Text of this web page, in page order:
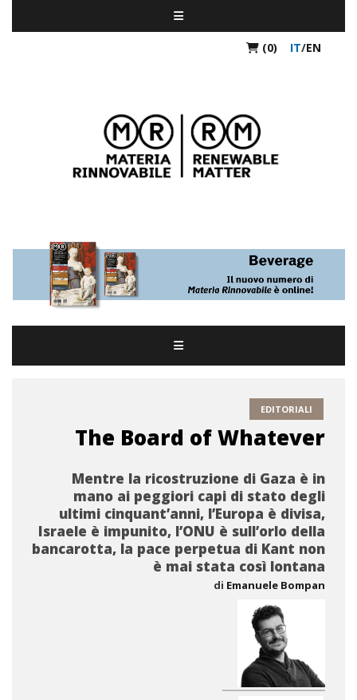
(0) IT/EN
EDITORIALI
The Board of Whatever
Mentre la ricostruzione di Gaza è in
mano ai peggiori capi di stato degli
ultimi cinquant’anni, l’Europa è divisa,
Israele è impunito, l’ONU è sull’orlo della
bancarotta, la pace perpetua di Kant non
è mai stata così lontana
di Emanuele Bompan